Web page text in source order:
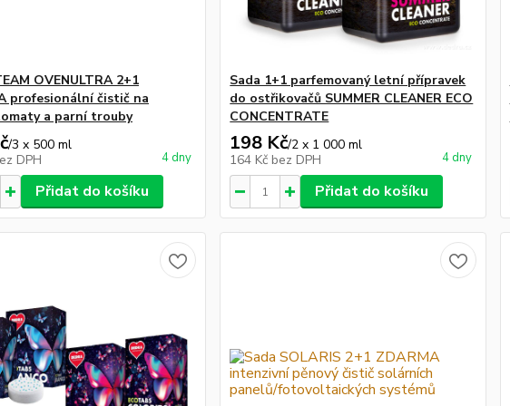
OVENULTRA 2+1
profesionální čistič na
a parní trouby
/3 x 500 ml
DPH
4 dny
Přidat do košíku
Sada 1+1 parfemovaný letní přípravek
do ostřikovačů SUMMER CLEANER ECO
CONCENTRATE
198 Kč/2 x 1 000 ml
164 Kč bez DPH 4 dny
Přidat do košíku